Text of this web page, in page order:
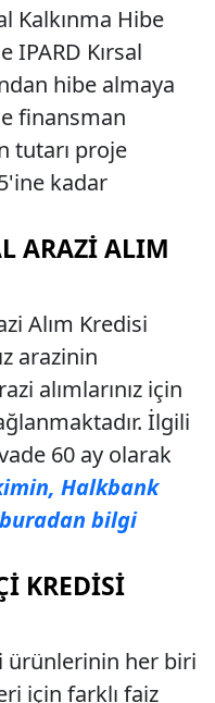
Kalkınma Hibe
IPARD Kırsal
hibe almaya
finansman
tutarı proje
kadar
ARAZI ALIM
Alım Kredisi
arazinin
alımlarınız için
İlgili
60 ay olarak
Halkbank
buradan bilgi
KREDISI
ürünlerinin her biri
için farklı faiz